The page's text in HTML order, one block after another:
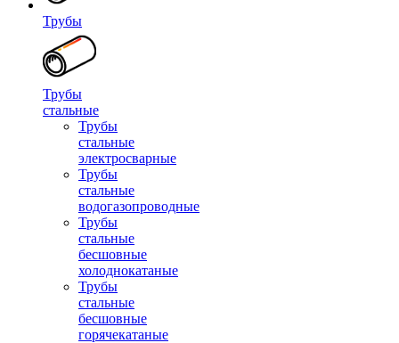
Трубы
Трубы
стальные
Трубы
стальные
электросварные
Трубы
стальные
водогазопроводные
Трубы
стальные
бесшовные
холоднокатаные
Трубы
стальные
бесшовные
горячекатаные